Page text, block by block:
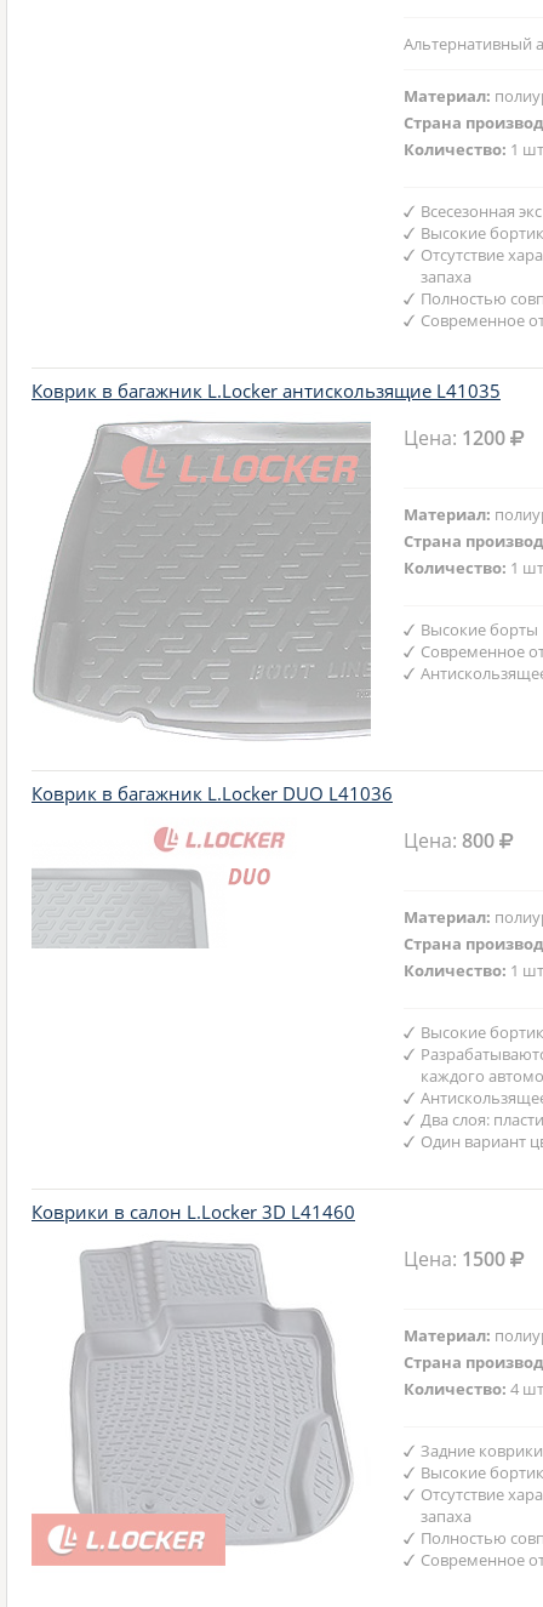
Альтернативный
Материал:
Страна
Количество: 1
Всесезонная
Высокие
Отсутствие
запаха
Полностью
Современное
Коврик в багажник L.Locker антискользящие L41035
Цена: 1200
Материал:
Страна
Количество: 1
Высокие борты
Современное
Коврик в багажник L.Locker DUO L41036
Цена:800
Материал:
Страна
Количество: 1
Высокие
каждого
Два слоя:
Один вариант
Коврики в салон L.Locker 3D L41460
Цена: 1500
Материал:
Страна
Количество:4
Задние
Высокие
Отсутствие
запаха
Полностью
Современное